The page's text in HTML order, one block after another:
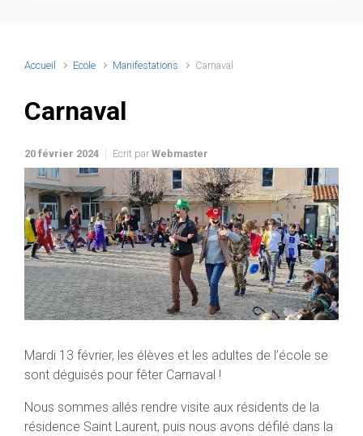
Accueil Ecole Manifestations Carnaval
Carnaval
20 février 2024 Ecrit par Webmaster
Mardi 13 février, les élèves et les adultes de l’école se
sont déguisés pour fêter Carnaval !
Nous sommes allés rendre visite aux résidents de la
résidence Saint Laurent, puis nous avons défilé dans la